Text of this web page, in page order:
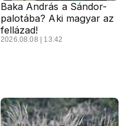
Baka András a Sándor-
palotába? Aki magyar az
fellázad!
2026.08.08 | 13:42